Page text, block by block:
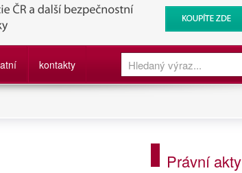
kontakty
Právní akty